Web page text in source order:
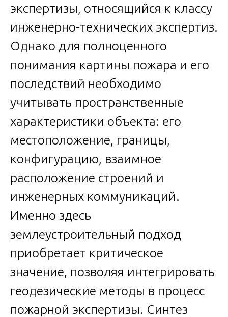
экспертизы, относящийся к классу
инженерно-технических экспертиз.
Однако для полноценного
понимания картины пожара и его
последствий необходимо
учитывать пространственные
характеристики объекта: его
местоположение, границы,
конфигурацию, взаимное
расположение строений и
инженерных коммуникаций.
Именно здесь
землеустроительный подход
приобретает критическое
значение, позволяя интегрировать
геодезические методы в процесс
пожарной экспертизы. Синтез